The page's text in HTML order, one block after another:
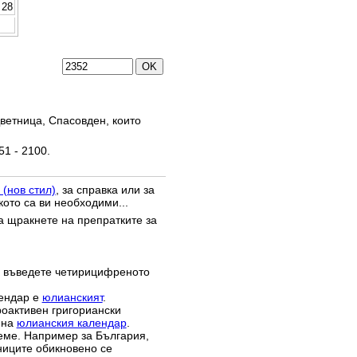
28
Спасовден, които
- 2100.
(нов стил), за справка или за
са ви необходими...
щракнете на препратките за
въведете четирицифреното
е юлианският.
григориански
юлианския календар.
Например за България,
обикновено се